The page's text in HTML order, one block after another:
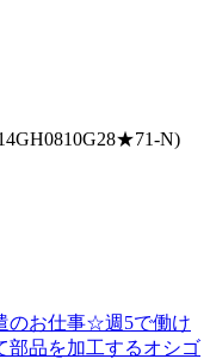
N)
のお仕事☆週5で働け
品を加工するオシゴ